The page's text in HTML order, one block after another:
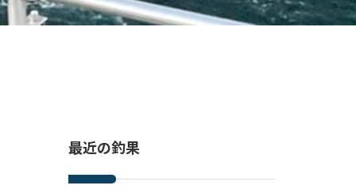
最近の釣果